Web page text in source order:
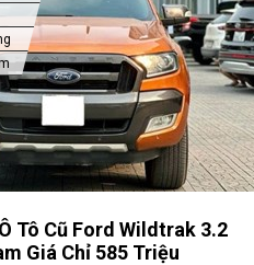
Tô Cũ Ford Wildtrak 3.2
Giá Chỉ 585 Triệu